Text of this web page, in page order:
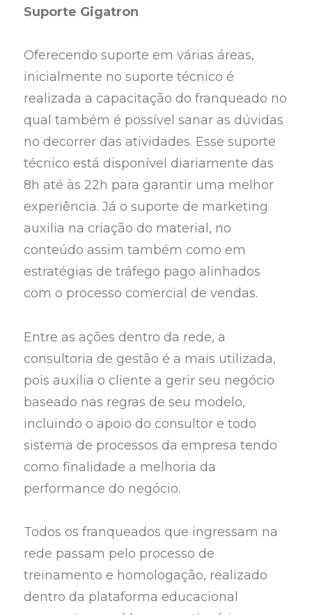
Suporte Gigatron
Oferecendo suporte em várias áreas,
inicialmente no suporte técnico é
realizada a capacitação do franqueado no
qual também é possível sanar as dúvidas
no decorrer das atividades. Esse suporte
técnico está disponível diariamente das
8h até às 22h para garantir uma melhor
experiência. Já o suporte de marketing
auxilia na criação do material, no
conteúdo assim também como em
estratégias de tráfego pago alinhados
com o processo comercial de vendas.
Entre as ações dentro da rede, a
consultoria de gestão é a mais utilizada,
pois auxilia o cliente a gerir seu negócio
baseado nas regras de seu modelo,
incluindo o apoio do consultor e todo
sistema de processos da empresa tendo
como finalidade a melhoria da
performance do negócio.
Todos os franqueados que ingressam na
rede passam pelo processo de
treinamento e homologação, realizado
dentro da plataforma educacional